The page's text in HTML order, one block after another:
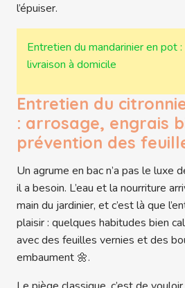
l’épuiser.
Entretien du mandarinier en pot
livraison à domicile
Entretien du
: arrosage, engrais
prévention des
Un agrume en bac n’a pas le luxe
il a besoin. L’eau et la nourriture
main du jardinier, et c’est là que
plaisir : quelques habitudes bien
avec des feuilles vernies et des
embaument 🌼.